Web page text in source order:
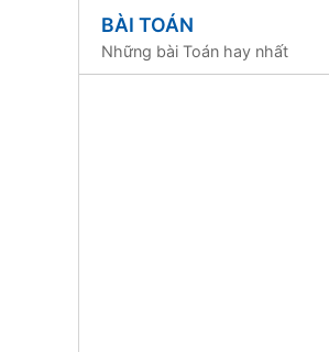
BÀI TOÁN
Những bài Toán hay nhất